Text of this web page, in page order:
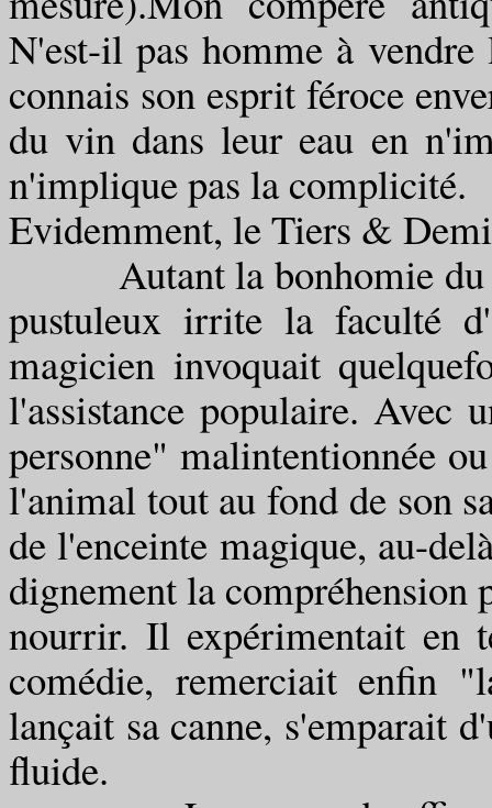
N'est-il pas homme à
connais son esprit féroce
du vin dans leur eau en
n'implique pas la complicité.
Evidemment, le Tiers &
Autant la bonhomie du
pustuleux irrite la faculté
magicien invoquait
l'assistance populaire.
personne" malintentionnée
l'animal tout au fond de son
de l'enceinte magique, au-
dignement la compréhension
nourrir. Il expérimentait en
comédie, remerciait enfin
lançait sa canne, s'emparait
fluide.